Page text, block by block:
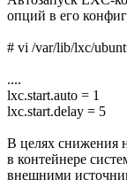
опций в его
# vi /var/lib/lxc/
....
lxc.start.auto = 1
lxc.start.delay = 5
В целях снижения
в контейнере
внешними